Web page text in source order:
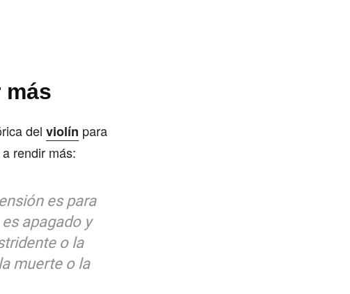
del violín para
rendir más:
es para
apagado y
o la
muerte o la